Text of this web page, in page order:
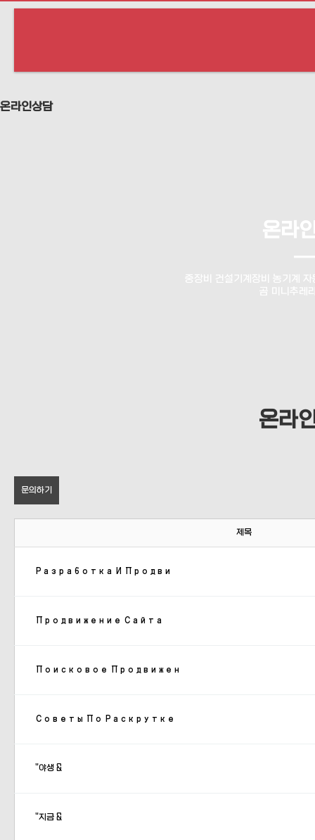
온라인상담
온라
중장비 건설기계장비 농기계
곰 미니추레
온라
문의하기
제목
Разработка И Продви
Продвижение Сайта
Поисковое Продвижен
Советы По Раскрутке
"야생 &
"지금 &